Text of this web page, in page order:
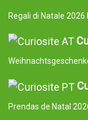
Regali di Natale
Prendas de Natal